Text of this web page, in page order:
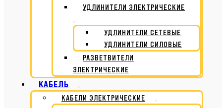
УДЛИНИТЕЛИ ЭЛЕКТРИЧЕСКИЕ
УДЛИНИТЕЛИ СЕТЕВЫЕ
УДЛИНИТЕЛИ СИЛОВЫЕ
РАЗВЕТВИТЕЛИ
ЭЛЕКТРИЧЕСКИЕ
КАБЕЛЬ
КАБЕЛИ ЭЛЕКТРИЧЕСКИЕ